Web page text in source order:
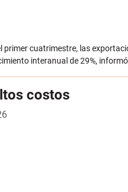
primer cuatrimestre, las
interanual de 29%,
costos